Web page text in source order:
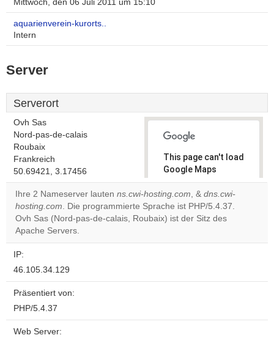
Mittwoch, den 06 Juli 2011 um 15:10
aquarienverein-kurorts..
Intern
Server
Serverort
Ovh Sas
Nord-pas-de-calais
Roubaix
Frankreich
50.69421, 3.17456
This page can't load
Google Maps
correctly.
Do you
own this
Ihre 2 Nameserver lauten ns.cwi-hosting.com, & dns.cwi-
hosting.com. Die programmierte Sprache ist PHP/5.4.37.
Ovh Sas (Nord-pas-de-calais, Roubaix) ist der Sitz des
Apache Servers.
IP:
46.105.34.129
Präsentiert von:
PHP/5.4.37
Web Server: